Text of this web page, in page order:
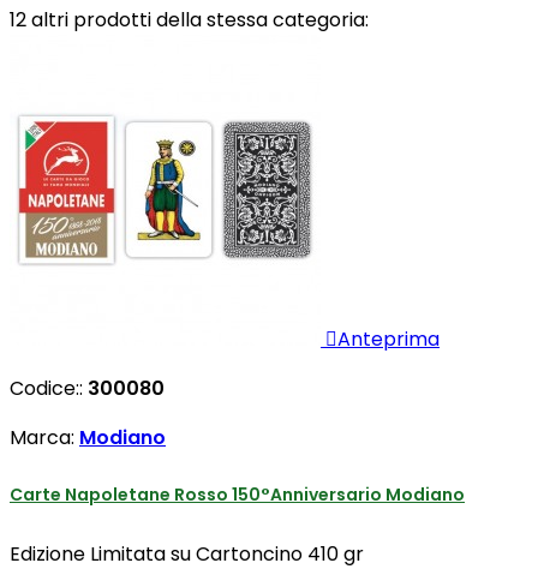
12 altri prodotti della stessa categoria:
Anteprima
Codice:: 300080
Marca: Modiano
Carte Napoletane Rosso 150°Anniversario Modiano
Edizione Limitata su Cartoncino 410 gr